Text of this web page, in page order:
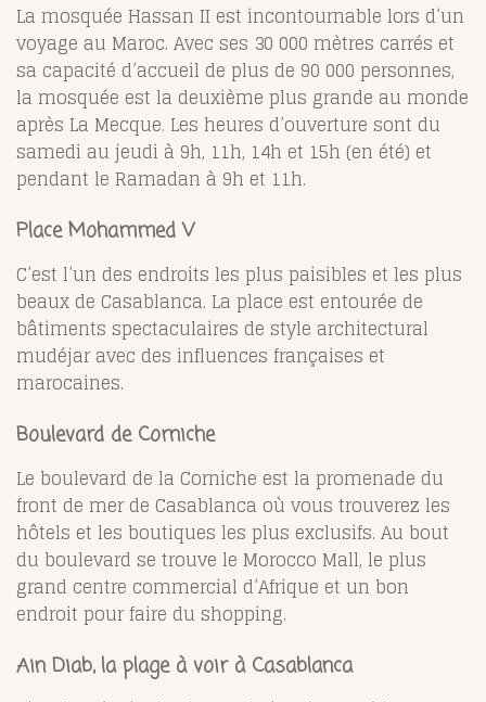
La mosquée Hassan II est incontournable lors d’un
voyage au Maroc. Avec ses 30 000 mètres carrés et
sa capacité d’accueil de plus de 90 000 personnes,
la mosquée est la deuxième plus grande au monde
après La Mecque. Les heures d’ouverture sont du
samedi au jeudi à 9h, 11h, 14h et 15h (en été) et
pendant le Ramadan à 9h et 11h.
Place Mohammed V
C’est l’un des endroits les plus paisibles et les plus
beaux de Casablanca. La place est entourée de
bâtiments spectaculaires de style architectural
mudéjar avec des influences françaises et
marocaines.
Boulevard de Corniche
Le boulevard de la Corniche est la promenade du
front de mer de Casablanca où vous trouverez les
hôtels et les boutiques les plus exclusifs. Au bout
du boulevard se trouve le Morocco Mall, le plus
grand centre commercial d’Afrique et un bon
endroit pour faire du shopping.
Ain Diab, la plage à voir à Casablanca